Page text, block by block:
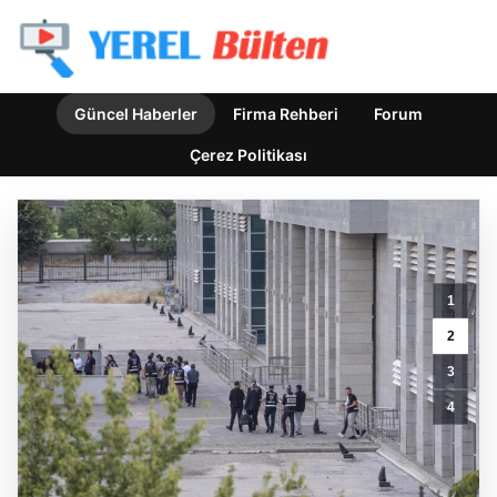
Güncel Haberler Firma Rehberi Forum
Çerez Politikası
1
2
3
4
Ertuğrul
Özkök
Hakkında
Cumhurbaşkanına
Hakaret
Soruşturması